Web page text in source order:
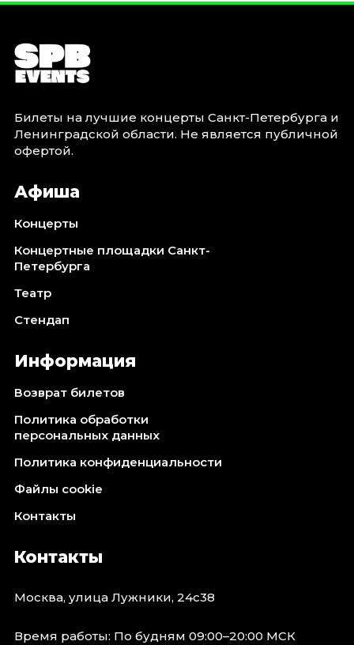
Билеты на лучшие концерты Санкт-Петербурга и
Ленинградской области. Не является публичной
офертой.
Афиша
Концерты
Концертные площадки Санкт-
Петербурга
Театр
Стендап
Информация
Возврат билетов
Политика обработки
персональных данных
Политика конфиденциальности
Файлы cookie
Контакты
Контакты
Москва, улица Лужники, 24с38
Время работы: По будням 09:00–20:00 МСК